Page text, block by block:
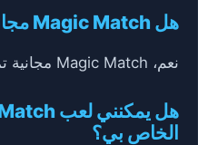
هل Magic Match مجانية للعب؟
نعم، Magic Match مجانية تمامًا للعب على الإنترنت!
الخاص بي؟